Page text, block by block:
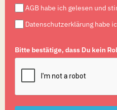
AGB habe ich gelesen und
Datenschutzerklärung habe
Bitte bestätige, dass Du kein